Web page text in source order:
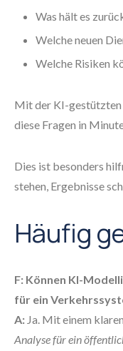
Was hält es
Welche neuen
Welche Risiken
Mit der KI-
diese Fragen in
Dies ist besonders
stehen, Ergebnisse
Häufig
F: Können KI-
für ein
A: Ja. Mit einem
Analyse für ein